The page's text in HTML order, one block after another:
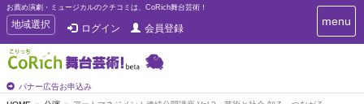
お薦め演劇・ミュージカルのクチコミは、CoRich舞台芸術！
T
o
g
g
e
地域選択 ログイン 会員登録
バナー広告お申込み
T
o
menu